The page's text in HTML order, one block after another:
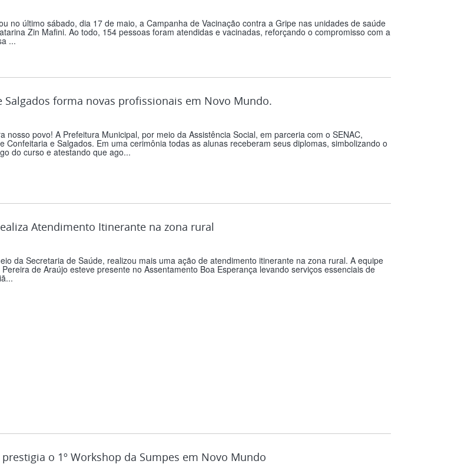
no último sábado, dia 17 de maio, a Campanha de Vacinação contra a Gripe nas unidades de saúde
Zin Mafini. Ao todo, 154 pessoas foram atendidas e vacinadas, reforçando o compromisso com a
...
Salgados forma novas profissionais em Novo Mundo.
nosso povo! A Prefeitura Municipal, por meio da Assistência Social, em parceria com o SENAC,
Confeitaria e Salgados. Em uma cerimônia todas as alunas receberam seus diplomas, simbolizando o
do curso e atestando que ago...
Atendimento Itinerante na zona rural
da Secretaria de Saúde, realizou mais uma ação de atendimento itinerante na zona rural. A equipe
de Araújo esteve presente no Assentamento Boa Esperança levando serviços essenciais de
o 1º Workshop da Sumpes em Novo Mundo